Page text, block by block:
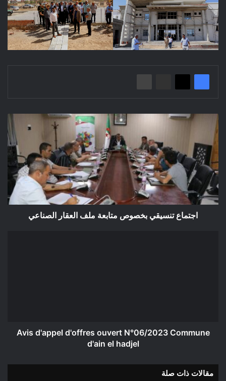
اجتماع
تنسيقي
بخصوص
متابعة
ملف
العقار
الصناعي
اجتماع تنسيقي بخصوص متابعة ملف العقار الصناعي
Avis d'appel d'offres ouvert N°06/2023 Commune
d'ain el hadjel
مقالات ذات صلة